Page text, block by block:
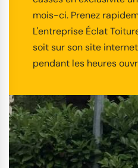
mois-ci. Prenez
L'entreprise Éclat
soit sur son site
pendant les heures